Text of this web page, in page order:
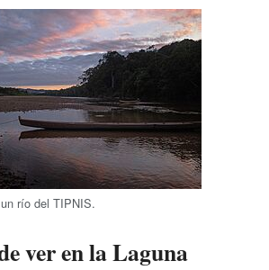
río del TIPNIS.
ver en la Laguna